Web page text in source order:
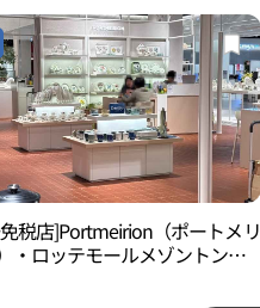
税店]Portmeirion（ポートメリ
・ロッテモールメゾントンブ